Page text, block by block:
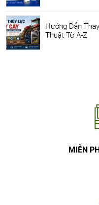
Hướng Dẫn
Thuật Từ A-Z
MIỄN